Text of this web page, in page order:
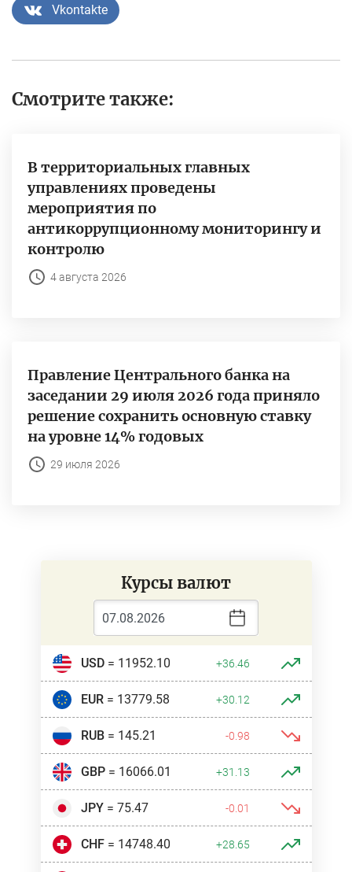
Vkontakte
Смотрите также:
В территориальных главных
управлениях проведены
мероприятия по
антикоррупционному мониторингу и
контролю
4 августа 2026
Правление Центрального банка на
заседании 29 июля 2026 года приняло
решение сохранить основную ставку
на уровне 14% годовых
29 июля 2026
Курсы валют
USD= 11952.10 +36.46
EUR= 13779.58 +30.12
RUB= 145.21 -0.98
GBP= 16066.01 +31.13
JPY= 75.47 -0.01
CHF= 14748.40 +28.65